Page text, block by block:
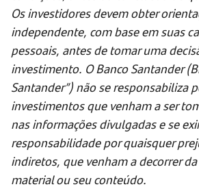
Os investidores devem obter
independente, com base em suas
pessoais, antes de tomar uma
investimento. O Banco Santander
Santander”) não se responsabiliza
investimentos que venham a ser
nas informações divulgadas e se
responsabilidade por quaisquer
indiretos, que venham a decorrer
material ou seu conteúdo.